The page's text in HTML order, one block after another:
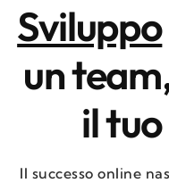
Sviluppo
un
il
Il successo online